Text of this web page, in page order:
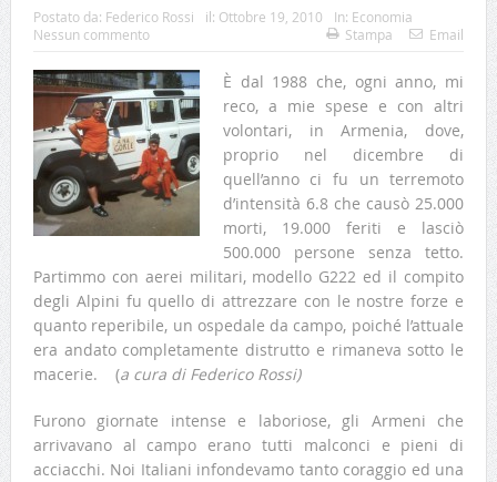
Postato da: Federico Rossi il: Ottobre 19, 2010 In: Economia
Nessun commento
Stampa Email
È dal 1988 che, ogni anno, mi
reco, a mie spese e con altri
volontari, in Armenia, dove,
proprio nel dicembre di
quell’anno ci fu un terremoto
d’intensità 6.8 che causò 25.000
morti, 19.000 feriti e lasciò
500.000 persone senza tetto.
Partimmo con aerei militari, modello G222 ed il compito
degli Alpini fu quello di attrezzare con le nostre forze e
quanto reperibile, un ospedale da campo, poiché l’attuale
era andato completamente distrutto e rimaneva sotto le
macerie. (a cura di Federico Rossi)
Furono giornate intense e laboriose, gli Armeni che
arrivavano al campo erano tutti malconci e pieni di
acciacchi. Noi Italiani infondevamo tanto coraggio ed una